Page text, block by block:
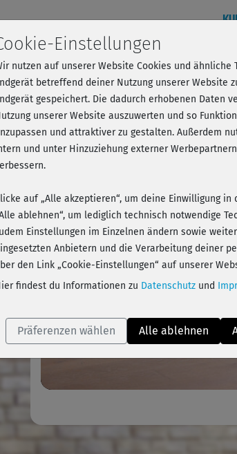
Rückentraining 1 -
Kursvorschau - Anmelden und alles
Einstellungen
nutzen auf unserer Website Cookies und
betreffend deiner Nutzung unserer Website
gespeichert. Die dadurch erhobenen Daten
unserer Website auszuwerten und so
und attraktiver zu gestalten. Außerdem
und unter Hinzuziehung externer
auf „Alle akzeptieren“, um deine Einwilligung
ablehnen“, um lediglich technisch notwendige
Einstellungen im Einzelnen ändern sowie
Anbietern und die Verarbeitung deiner
den Link „Cookie-Einstellungen“ auf unserer
findest du Informationen zu Datenschutz und
Präferenzen wählen Alle ablehnen